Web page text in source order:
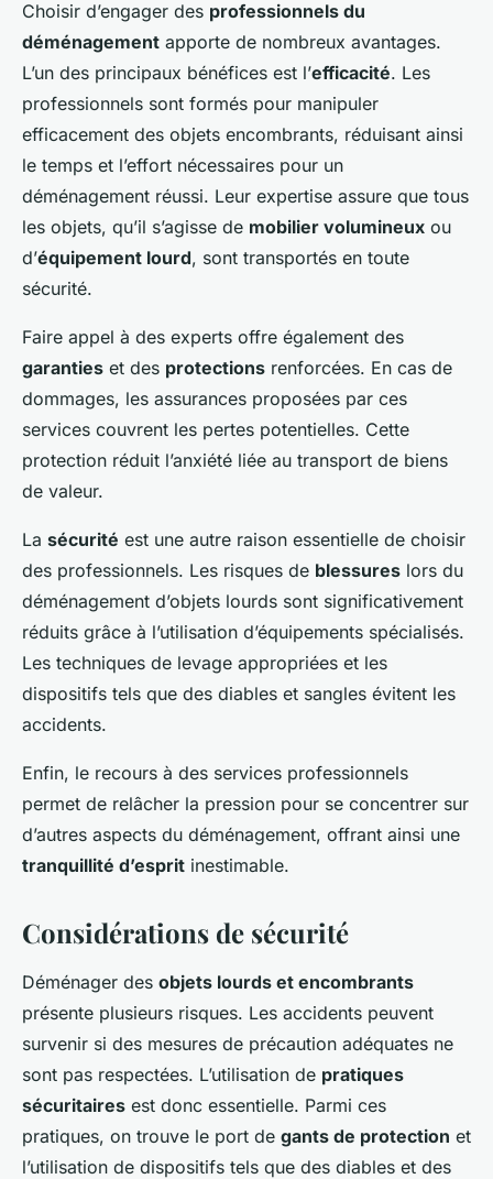
Choisir d’engager des professionnels du
déménagement apporte de nombreux avantages.
L’un des principaux bénéfices est l’efficacité. Les
professionnels sont formés pour manipuler
efficacement des objets encombrants, réduisant ainsi
le temps et l’effort nécessaires pour un
déménagement réussi. Leur expertise assure que tous
les objets, qu’il s’agisse de mobilier volumineux ou
d’équipement lourd, sont transportés en toute
sécurité.
Faire appel à des experts offre également des
garanties et des protections renforcées. En cas de
dommages, les assurances proposées par ces
services couvrent les pertes potentielles. Cette
protection réduit l’anxiété liée au transport de biens
de valeur.
La sécurité est une autre raison essentielle de choisir
des professionnels. Les risques de blessures lors du
déménagement d’objets lourds sont significativement
réduits grâce à l’utilisation d’équipements spécialisés.
Les techniques de levage appropriées et les
dispositifs tels que des diables et sangles évitent les
accidents.
Enfin, le recours à des services professionnels
permet de relâcher la pression pour se concentrer sur
d’autres aspects du déménagement, offrant ainsi une
tranquillité d’esprit inestimable.
Considérations de sécurité
Déménager des objets lourds et encombrants
présente plusieurs risques. Les accidents peuvent
survenir si des mesures de précaution adéquates ne
sont pas respectées. L’utilisation de pratiques
sécuritaires est donc essentielle. Parmi ces
pratiques, on trouve le port de gants de protection et
l’utilisation de dispositifs tels que des diables et des